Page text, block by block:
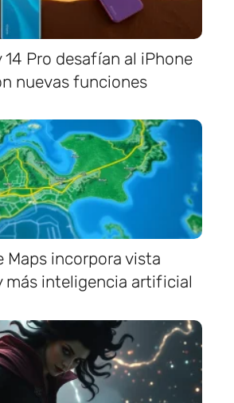
14 Pro desafían al iPhone
nuevas funciones
Maps incorpora vista
más inteligencia artificial